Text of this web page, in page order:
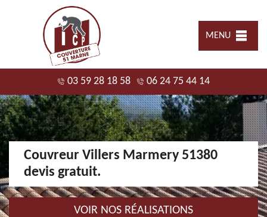
MENU
03 59 28 18 58 06 24 75 44 14
Couvreur Villers Marmery 51380
devis gratuit.
VOIR NOS RÉALISATIONS